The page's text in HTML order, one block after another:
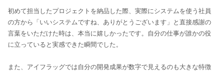
初めて担当したプロジェクトを納品した際、実際にシステムを使う社員
の方から「いいシステムですね、ありがとうございます」と直接感謝の
言葉をいただけた時は、本当に嬉しかったです。自分の仕事が誰かの役
に立っていると実感できた瞬間でした。
また、アイフラッグでは自分の開発成果が数字で見えるのも大きな特徴